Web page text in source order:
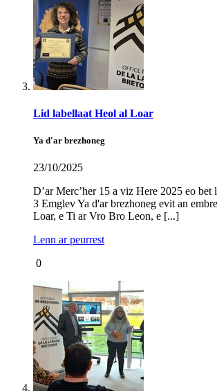
Lid labellaat Heol al Loar
Ya d'ar brezhoneg
23/10/2025
D’ar Merc’her 15 a viz Here 2025 eo bet
3 Emglev Ya d'ar brezhoneg evit an
Loar, e Ti ar Vro Bro Leon, e [...]
Lenn ar peurrest
0